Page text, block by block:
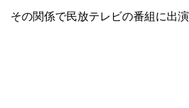
その関係で民放テレビの番組に出